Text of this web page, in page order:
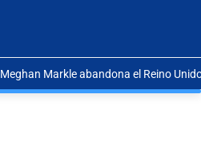
Meghan Markle abandona el Reino